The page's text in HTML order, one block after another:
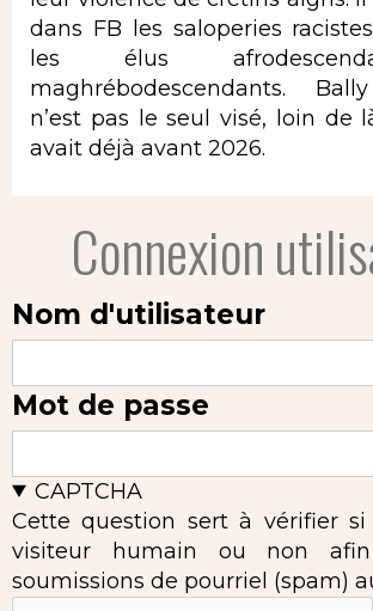
dans FB les saloperies
les élus
maghrébodescendants.
n’est pas le seul visé, loin de
avait déjà avant 2026.
Connexion
Nom d'utilisateur
Mot de passe
CAPTCHA
Cette question sert à vérifier
visiteur humain ou non
soumissions de pourriel (spam)